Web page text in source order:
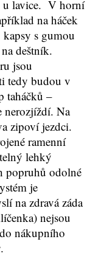
u lavice. V horní
na háček
s gumou
deštník.
jsou
tedy budou v
taháčků –
nerozjíždí. Na
zipoví jezdci.
ramenní
lehký
popruhů odolné
je
na zdravá záda
nejsou
nákupního